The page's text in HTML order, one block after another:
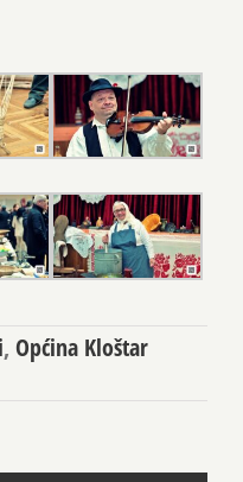
, Općina Kloštar